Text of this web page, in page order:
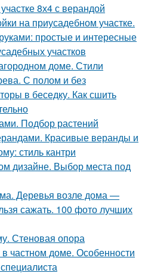
8х4 с верандой
на приусадебном участке.
простые и интересные
участков
доме. Стили
С полом и без
в беседку. Как сшить
Подбор растений
Красивые веранды и
стиль кантри
дизайне. Выбор места под
Деревья возле дома —
сажать. 100 фото лучших
Стеновая опора
частном доме. Особенности